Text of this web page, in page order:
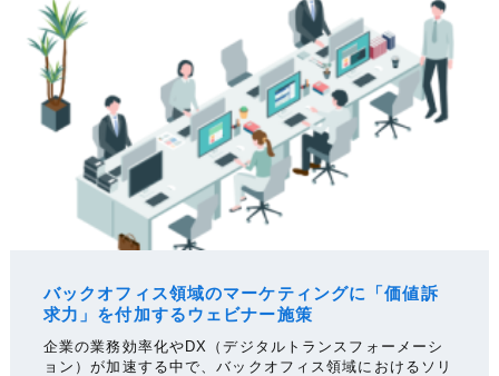
バックオフィス領域のマーケティングに「価値訴
求力」を付加するウェビナー施策
企業の業務効率化やDX（デジタルトランスフォーメーシ
ョン）が加速する中で、バックオフィス領域におけるソリ